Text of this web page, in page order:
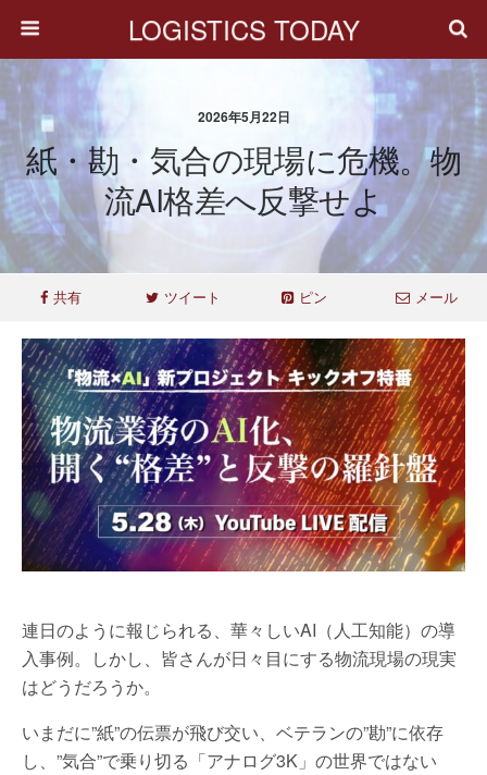
LOGISTICS TODAY
2026年5月22日
紙・勘・気合の現場に危機。物
流AI格差へ反撃せよ
共有 ツイート ピン メール
連日のように報じられる、華々しいAI（人工知能）の導
入事例。しかし、皆さんが日々目にする物流現場の現実
はどうだろうか。
いまだに”紙”の伝票が飛び交い、ベテランの”勘”に依存
し、”気合”で乗り切る「アナログ3K」の世界ではない